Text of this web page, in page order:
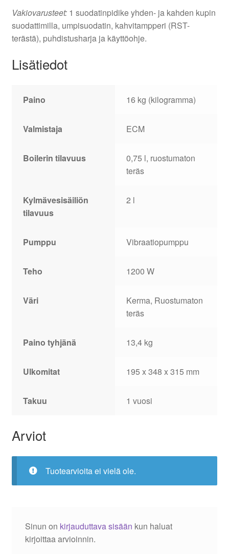
Vakiovarusteet:1 suodatinpidike yhden- ja kahden kupin
suodattimilla, umpisuodatin, kahvitampperi (RST-
terästä), puhdistusharja ja käyttöohje.
Lisätiedot
Paino 16 kg (kilogramma)
Valmistaja ECM
Boilerin tilavuus
0,75 l, ruostumaton
teräs
Kylmävesisäiliön
tilavuus
2 l
Pumppu Vibraatiopumppu
Teho 1200 W
Väri
Kerma, Ruostumaton
teräs
Paino tyhjänä 13,4 kg
Ulkomitat 195 x 348 x 315 mm
Takuu 1 vuosi
Arviot
Tuotearvioita ei vielä ole.
Sinun on kirjauduttava sisään kun haluat
kirjoittaa arvioinnin.